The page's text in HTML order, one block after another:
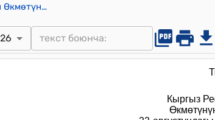
Электр энергиясын пайдалануу Эрежелери (Кыргыз Республикасынын Өкмөтүнүн 2012-жылдын 22-августундагы № 576 токтому менен бекитилген)